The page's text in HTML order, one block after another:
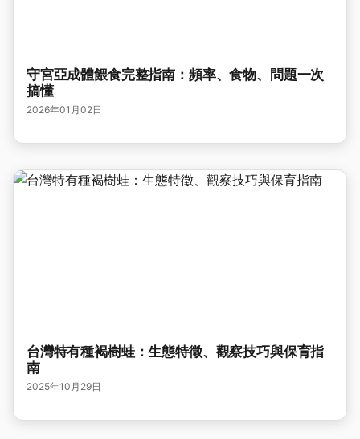
守宮亞成體餵食完整指南：頻率、食物、問題一次
搞懂
2026年01月02日
台灣特有種褐樹蛙：生態特徵、觀察技巧與保育指
南
2025年10月29日